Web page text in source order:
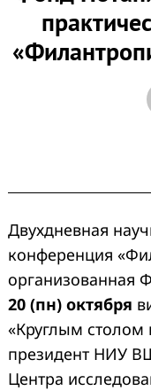
Двухдневная
конференция
организованная
20 (пн) октября
«Круглым столом
президент НИУ
Центра